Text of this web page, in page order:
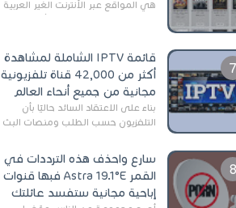
هي المواقع عبر الأنترنت الغير العربية
التي تقدم خدمة تحميل الأفلام على
قائمة IPTV الشاملة لمشاهدة
أكثر من 42,000 قناة تلفزيونية
مجانية من جميع أنحاء العالم
بناءً على الاعتقاد السائد حاليًا بأن
التلفزيون حسب الطلب ومنصات البث
سارع واحذف هذه الترددات في
القمر Astra 19.1°E فبها قنوات
إباحية مجانية ستفسد عائلتك